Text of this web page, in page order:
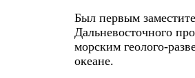
Был первым
Дальневосточного
морским геолого-
океане.